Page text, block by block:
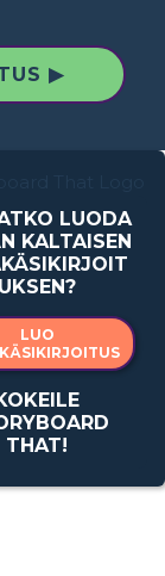
▶
LUODA
KALTAISEN
UKSEN?
LUO
THAT!